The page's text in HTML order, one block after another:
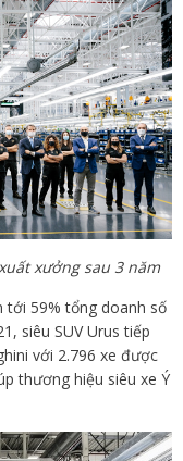
xưởng sau 3 năm
tới 59% tổng doanh số
siêu SUV Urus tiếp
với 2.796 xe được
thương hiệu siêu xe Ý